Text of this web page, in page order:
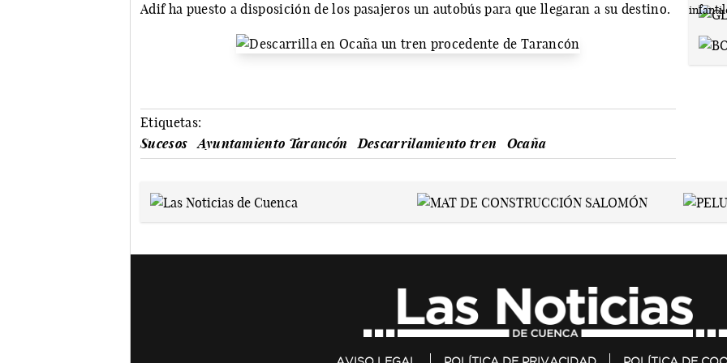
Adif ha puesto a disposición de los pasajeros un autobús para que llegaran a su destino.
Etiquetas:
Sucesos
Ayuntamiento Tarancón Descarrilamiento tren Ocaña